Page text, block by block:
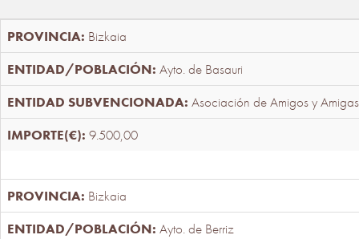
Bizkaia
Ayto. de Basauri
Asociación de Amigos y
9.500,00
Bizkaia
Ayto. de Berriz